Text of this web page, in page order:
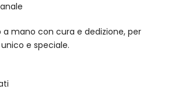
mano con cura e dedizione, per
e speciale.